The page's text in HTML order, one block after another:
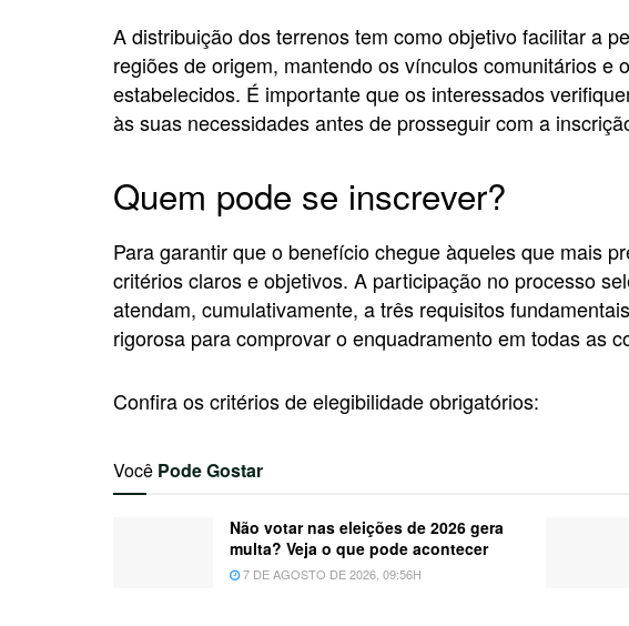
A distribuição dos terrenos tem como objetivo facilitar a
regiões de origem, mantendo os vínculos comunitários e
estabelecidos. É importante que os interessados
às suas necessidades antes de prosseguir com a
Quem pode se inscrever?
Para garantir que o benefício chegue àqueles que mais
critérios claros e objetivos. A participação no processo
atendam, cumulativamente, a três requisitos
rigorosa para comprovar o enquadramento em todas as
Confira os critérios de elegibilidade obrigatórios:
Você Pode Gostar
Não votar nas eleições de 2026 gera
multa? Veja o que pode acontecer
7 DE AGOSTO DE 2026, 09:56H